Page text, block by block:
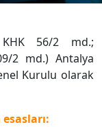
56/2 md.;
2 md.) Antalya
Kurulu olarak